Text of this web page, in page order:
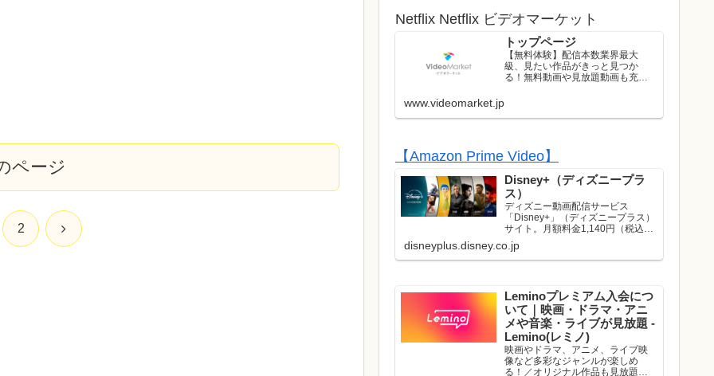
ページ
2 次
Netflix Netflix ビデオマーケット
トップページ
【無料体験】配信本数業界最大
級、見たい作品がきっと見つか
る！無料動画や見放題動画も充実
www.videomarket.jp
【Amazon Prime Video】
Disney+（ディズニープラ
ス）
ディズニー動画配信サービス
「Disney+」（ディズニープラス）
サイト。月額料金1,140円（税込）
でディズニー、ピクサー、マーベ
ル、スター・ウォーズ、ナショナ
ルジオグラフィック、スターの映
disneyplus.disney.co.jp
Leminoプレミアム入会につ
いて｜映画・ドラマ・アニ
メや音楽・ライブが見放題 -
Lemino(レミノ)
映画やドラマ、アニメ、ライブ映
像など多彩なジャンルが楽しめ
る！／オリジナル作品も見放題／